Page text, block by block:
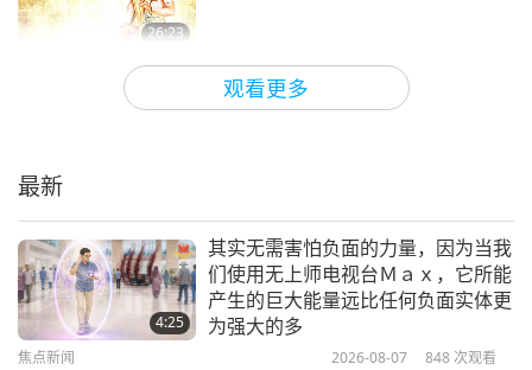
观看更多
26:23
关于地球的古预言 2020-04-26
黄金时代预言第七十四集—琐罗亚斯
德教的预言「地球最终救主萨奥斯亚
特」
最新
4:25
其实无需害怕负面的力量，因为当我
们使用无上师电视台Ｍａｘ，它所能
产生的巨大能量远比任何负面实体更
为强大的多
焦点新闻 2026-08-07 848 次观看